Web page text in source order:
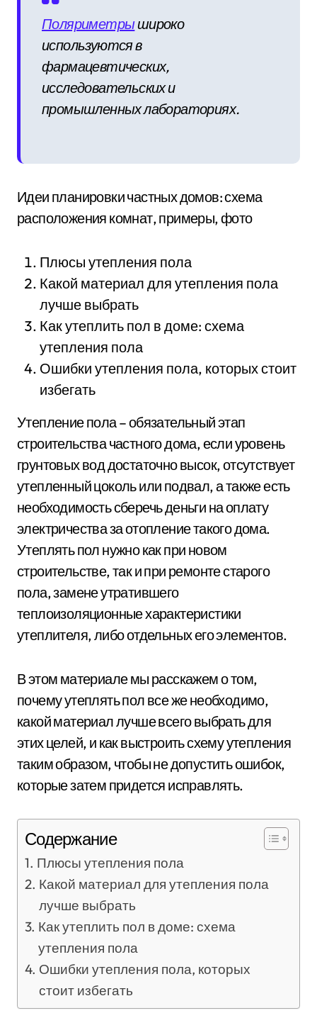
Поляриметрышироко
используются в
фармацевтических,
исследовательских и
промышленных лабораториях.
Идеи планировки частных домов: схема
расположения комнат, примеры, фото
Плюсы утепления пола
Какой материал для утепления пола
лучше выбрать
Как утеплить пол в доме: схема
утепления пола
Ошибки утепления пола, которых стоит
избегать
Утепление пола – обязательный этап
строительства частного дома, если уровень
грунтовых вод достаточно высок, отсутствует
утепленный цоколь или подвал, а также есть
необходимость сберечь деньги на оплату
электричества за отопление такого дома.
Утеплять пол нужно как при новом
строительстве, так и при ремонте старого
пола, замене утратившего
теплоизоляционные характеристики
утеплителя, либо отдельных его элементов.
В этом материале мы расскажем о том,
почему утеплять пол все же необходимо,
какой материал лучше всего выбрать для
этих целей, и как выстроить схему утепления
таким образом, чтобы не допустить ошибок,
которые затем придется исправлять.
Содержание
Плюсы утепления пола
Какой материал для утепления пола
лучше выбрать
Как утеплить пол в доме: схема
утепления пола
Ошибки утепления пола, которых
стоит избегать